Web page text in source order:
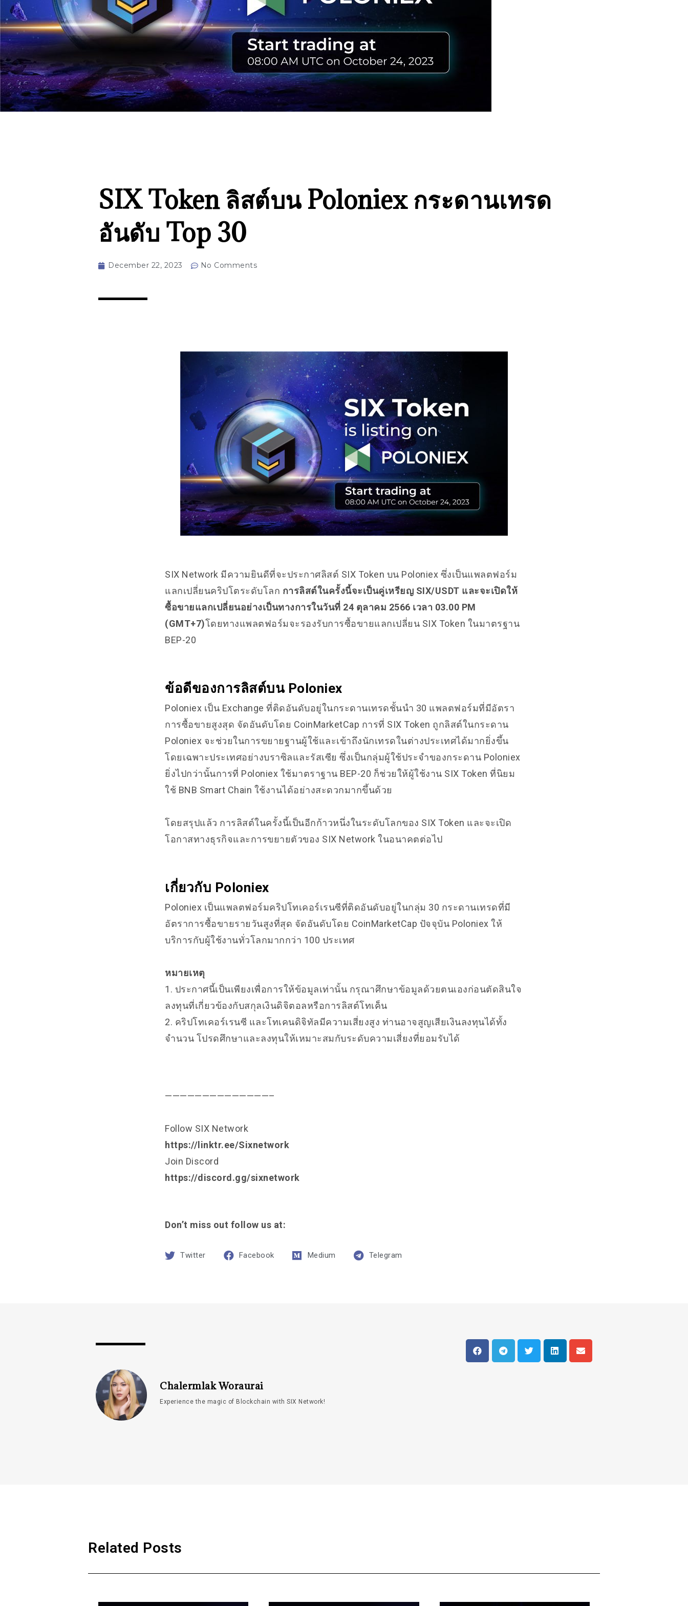
SIX Token ลิสต์บน Poloniex กระดานเทรด
อันดับ Top 30
December 22, 2023 No Comments
SIX Network มีความยินดีที่จะประกาศลิสต์ SIX Token บน Poloniex ซึ่งเป็นแพลตฟอร์ม
แลกเปลี่ยนคริปโตระดับโลก การลิสต์ในครั้งนี้จะเป็นคู่เหรียญ SIX/USDT และจะเปิดให้
ซื้อขายแลกเปลี่ยนอย่างเป็นทางการในวันที่ 24 ตุลาคม 2566 เวลา 03.00 PM
(GMT+7)โดยทางแพลตฟอร์มจะรองรับการซื้อขายแลกเปลี่ยน SIX Token ในมาตรฐาน
BEP-20
ข้อดีของการลิสต์บน Poloniex
Poloniex เป็น Exchange ที่ติดอันดับอยู่ในกระดานเทรดชั้นนำ 30 แพลตฟอร์มที่มีอัตรา
การซื้อขายสูงสุด จัดอันดับโดย CoinMarketCap การที่ SIX Token ถูกลิสต์ในกระดาน
Poloniex จะช่วยในการขยายฐานผู้ใช้และเข้าถึงนักเทรดในต่างประเทศได้มากยิ่งขึ้น
โดยเฉพาะประเทศอย่างบราซิลและรัสเซีย ซึ่งเป็นกลุ่มผู้ใช้ประจำของกระดาน Poloniex
ยิ่งไปกว่านั้นการที่ Poloniex ใช้มาตราฐาน BEP-20 ก็ช่วยให้ผู้ใช้งาน SIX Token ที่นิยม
ใช้ BNB Smart Chain ใช้งานได้อย่างสะดวกมากขึ้นด้วย
โดยสรุปแล้ว การลิสต์ในครั้งนี้เป็นอีกก้าวหนึ่งในระดับโลกของ SIX Token และจะเปิด
โอกาสทางธุรกิจและการขยายตัวของ SIX Network ในอนาคตต่อไป
เกี่ยวกับ Poloniex
Poloniex เป็นแพลตฟอร์มคริปโทเคอร์เรนซีที่ติดอันดับอยู่ในกลุ่ม 30 กระดานเทรดที่มี
อัตราการซื้อขายรายวันสูงที่สุด จัดอันดับโดย CoinMarketCap ปัจจุบัน Poloniex ให้
บริการกับผู้ใช้งานทั่วโลกมากกว่า 100 ประเทศ
หมายเหตุ
1. ประกาศนี้เป็นเพียงเพื่อการให้ข้อมูลเท่านั้น กรุณาศึกษาข้อมูลด้วยตนเองก่อนตัดสินใจ
ลงทุนที่เกี่ยวข้องกับสกุลเงินดิจิตอลหรือการลิสต์โทเค็น
2. คริปโทเคอร์เรนซี และโทเคนดิจิทัลมีความเสี่ยงสูง ท่านอาจสูญเสียเงินลงทุนได้ทั้ง
จำนวน โปรดศึกษาและลงทุนให้เหมาะสมกับระดับความเสี่ยงที่ยอมรับได้
——————————————–
Follow SIX Network
https://linktr.ee/Sixnetwork
Join Discord
https://discord.gg/sixnetwork
Don’t miss out follow us at:
Twitter Facebook Medium Telegram
Chalermlak Woraurai
Experience the magic of Blockchain with SIX Network!
Related Posts